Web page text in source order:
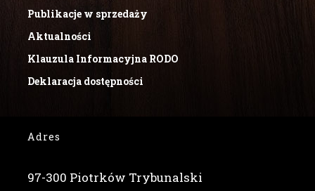
Publikacje w sprzedaży
Aktualności
Klauzula Informacyjna RODO
Deklaracja dostępności
Adres
97-300 Piotrków Trybunalski